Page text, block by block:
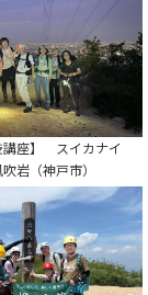
講座】 スイカナイ
岩（神戸市）